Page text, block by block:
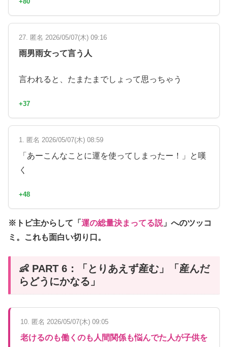
27. 匿名 2026/05/07(木) 09:16
雨男雨女って言う人
言われると、たまたまでしょって思っちゃう
+37
1. 匿名 2026/05/07(木) 08:59
「あーこんなことに運を使ってしまったー！」と嘆
く
+48
※トピ主からして「 運の総量決まってる説」へのツッコ
ミ。これも面白い切り口。
👶 PART 6：「とりあえず産む」「産んだ
らどうにかなる」
10. 匿名 2026/05/07(木) 09:05
老けるのも働くのも人間関係も悩んでた人が子供を